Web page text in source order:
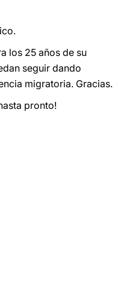
los 25 años de su
seguir dando
migratoria. Gracias.
pronto!